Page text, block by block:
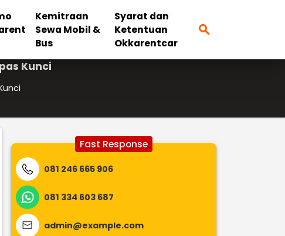
Kemitraan
Sewa Mobil &
Bus
Syarat dan
Ketentuan
Okkarentcar
search
Kunci
Fast Response
081 246 665 906
081 334 603 687
admin@example.com